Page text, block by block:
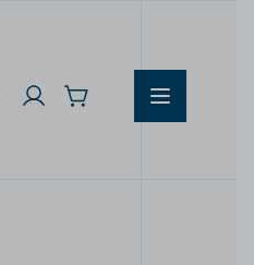
Suche